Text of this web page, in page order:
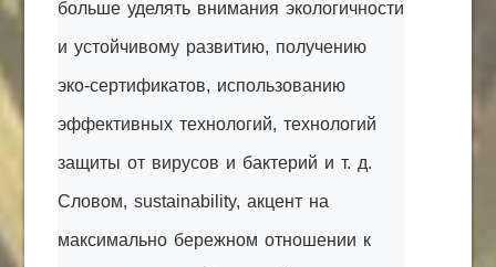
больше уделять внимания экологичности
и устойчивому развитию, получению
эко-сертификатов, использованию
эффективных технологий, технологий
защиты от вирусов и бактерий и т. д.
Словом, sustainability, акцент на
максимально бережном отношении к